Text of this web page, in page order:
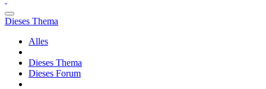
Dieses Thema
Alles
Dieses Thema
Dieses Forum